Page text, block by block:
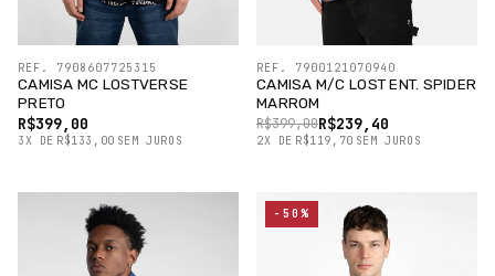
CAMISA MC LOSTVERSE
PRETO
R$399,00
3X DE R$133,00 SEM JUROS
REF. 7908607725315
CAMISA M/C LOST ENT. SPIDER
MARROM
R$239,40
R$399,00
2X DE R$119,70 SEM JUROS
REF. 7900121070940
-50%